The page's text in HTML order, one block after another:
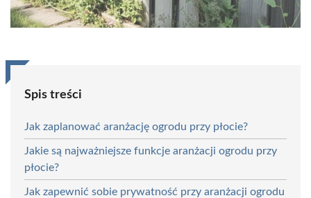
Spis treści
Jak zaplanować aranżację ogrodu przy płocie?
Jakie są najważniejsze funkcje aranżacji ogrodu przy
płocie?
Jak zapewnić sobie prywatność przy aranżacji ogrodu